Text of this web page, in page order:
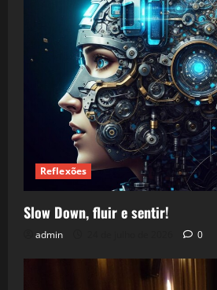
Reflexões
Slow Down, fluir e sentir!
admin 0